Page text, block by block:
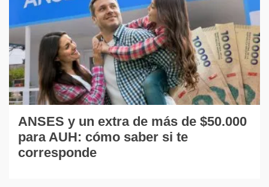
ANSES y un extra de más de $50.000
para AUH: cómo saber si te
corresponde